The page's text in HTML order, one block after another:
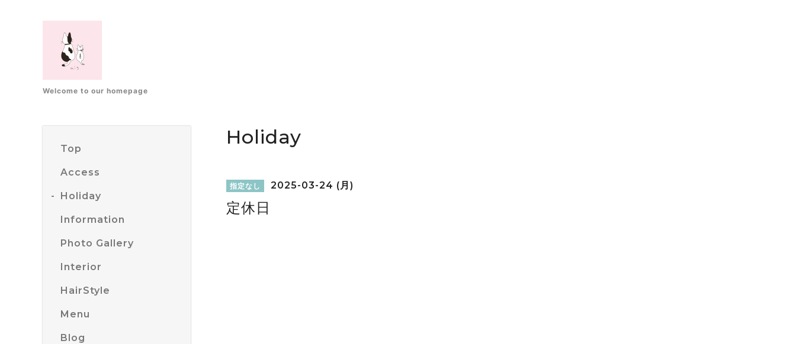
Welcome to our homepage
Top
Access
Holiday
Information
Photo Gallery
Interior
HairStyle
Menu
Blog
Holiday
指定なし 2025-03-24 (月)
定休日